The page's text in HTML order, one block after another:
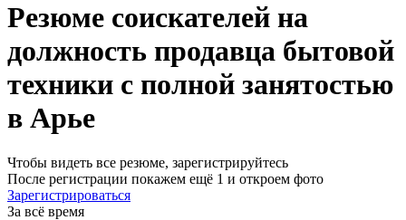
Резюме соискателей на
должность продавца бытовой
техники с полной занятостью
в Арье
Чтобы видеть все резюме, зарегистрируйтесь
После регистрации покажем ещё 1 и откроем фото
Зарегистрироваться
За всё время